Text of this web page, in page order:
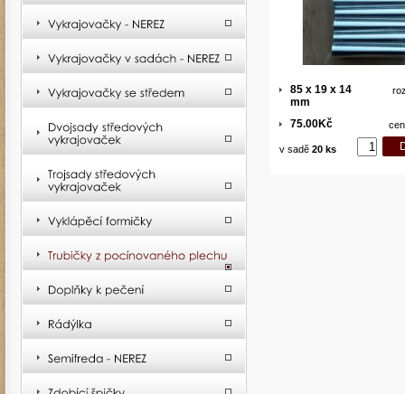
85 x 19 x 14
mm
75.00Kč
v sadě 20 ks